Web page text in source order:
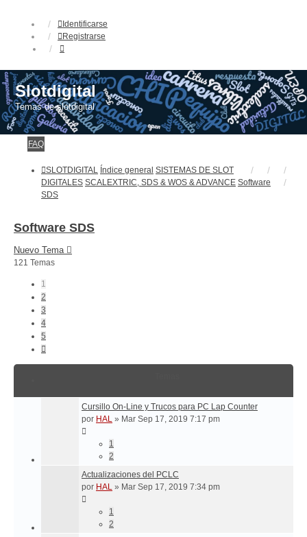
Identificarse
Registrarse
Slotdigital
Temas de slotdigital
FAQ
SLOTDIGITAL Índice general SISTEMAS DE SLOT
DIGITALES SCALEXTRIC, SDS & WOS & ADVANCE Software
SDS
Software SDS
Nuevo Tema
121 Temas
1
2
3
4
5
Cursillo On-Line y Trucos para PC Lap Counter
por HAL » Mar Sep 17, 2019 7:17 pm
1
2
Actualizaciones del PCLC
por HAL » Mar Sep 17, 2019 7:34 pm
1
2